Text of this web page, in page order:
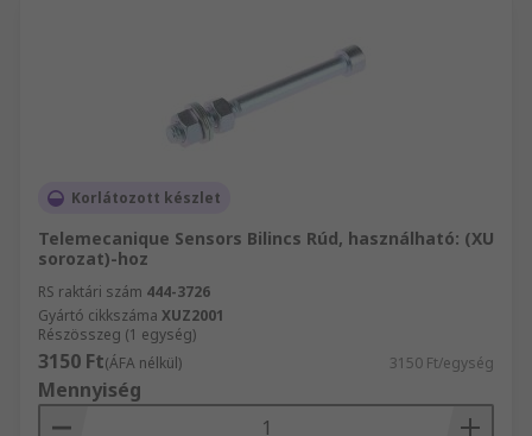
Korlátozott készlet
Telemecanique Sensors Bilincs Rúd, használható: (XU
sorozat)-hoz
RS raktári szám 444-3726
Gyártó cikkszáma XUZ2001
Részösszeg (1 egység)
3150 Ft(ÁFA nélkül) 3150 Ft/egység
Mennyiség